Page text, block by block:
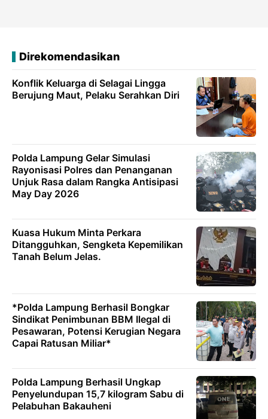
Direkomendasikan
Konflik Keluarga di Selagai Lingga
Berujung Maut, Pelaku Serahkan Diri
Polda Lampung Gelar Simulasi
Rayonisasi Polres dan Penanganan
Unjuk Rasa dalam Rangka Antisipasi
May Day 2026
Kuasa Hukum Minta Perkara
Ditangguhkan, Sengketa Kepemilikan
Tanah Belum Jelas.
*Polda Lampung Berhasil Bongkar
Sindikat Penimbunan BBM Ilegal di
Pesawaran, Potensi Kerugian Negara
Capai Ratusan Miliar*
Polda Lampung Berhasil Ungkap
Penyelundupan 15,7 kilogram Sabu di
Pelabuhan Bakauheni